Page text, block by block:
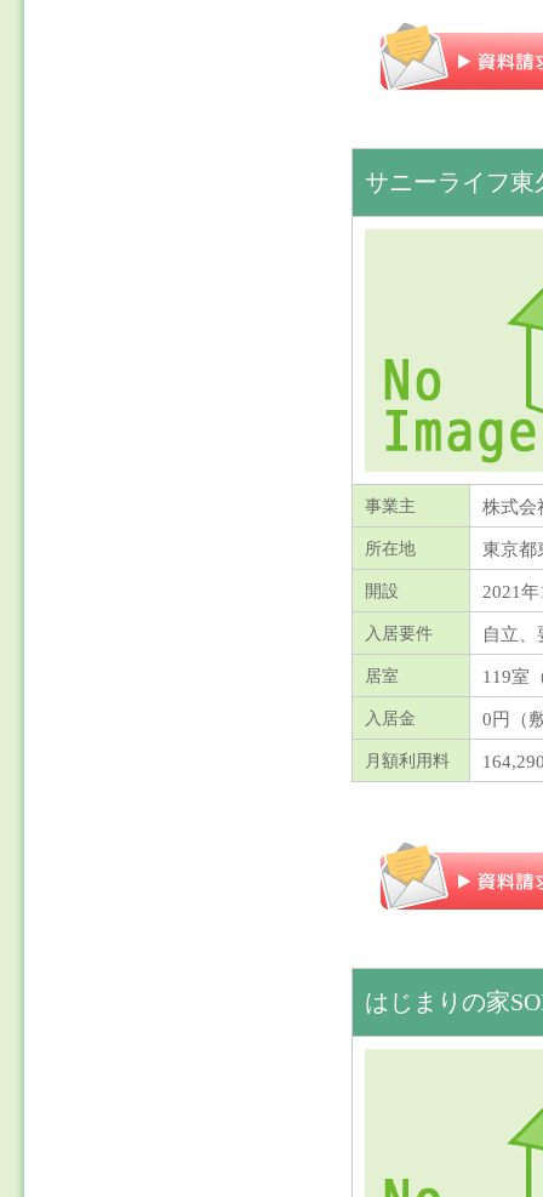
サニーライフ東
事業主 株式会
所在地 東京都
開設 2021
入居要件 自立、
居室 119室
入居金 0円（
月額利用料
はじまりの家